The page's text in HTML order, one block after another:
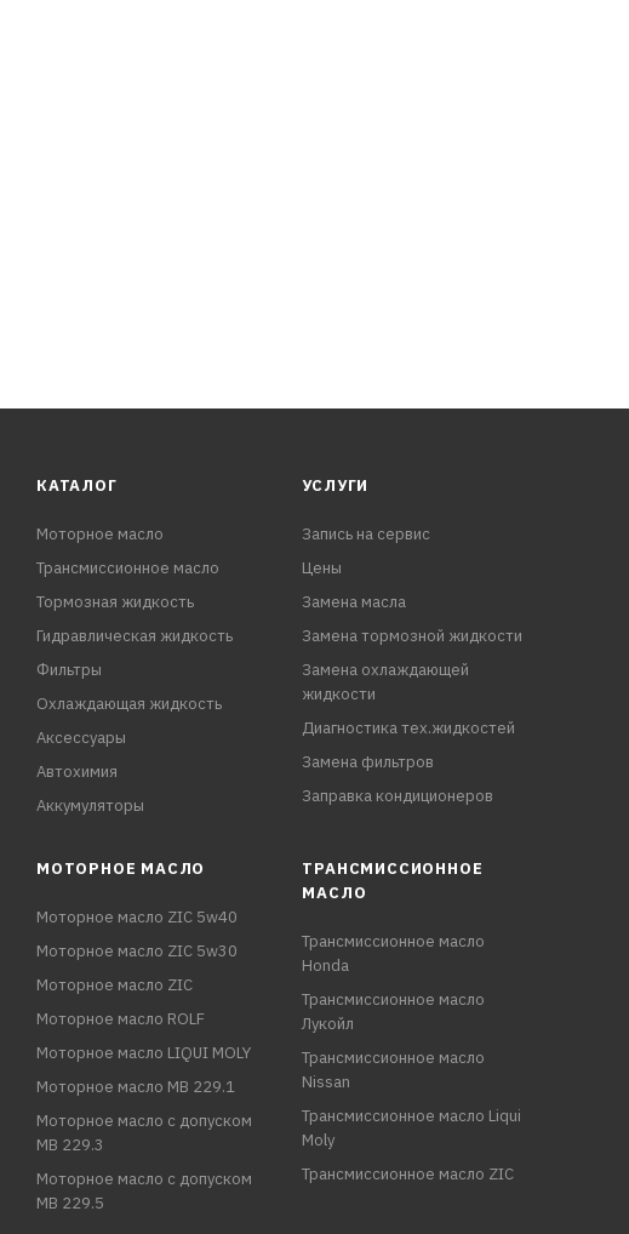
КАТАЛОГ
Моторное масло
Трансмиссионное масло
Тормозная жидкость
Гидравлическая жидкость
Фильтры
Охлаждающая жидкость
Аксессуары
Автохимия
Аккумуляторы
УСЛУГИ
Запись на сервис
Цены
Замена масла
Замена тормозной жидкости
Замена охлаждающей
жидкости
Диагностика тех.жидкостей
Замена фильтров
Заправка кондиционеров
МОТОРНОЕ МАСЛО
Моторное масло ZIC 5w40
Моторное масло ZIC 5w30
Моторное масло ZIC
Моторное масло ROLF
Моторное масло LIQUI MOLY
Моторное масло MB 229.1
Моторное масло с допуском
MB 229.3
Моторное масло с допуском
MB 229.5
ТРАНСМИССИОННОЕ
МАСЛО
Трансмиссионное масло
Honda
Трансмиссионное масло
Лукойл
Трансмиссионное масло
Nissan
Трансмиссионное масло Liqui
Moly
Трансмиссионное масло ZIC